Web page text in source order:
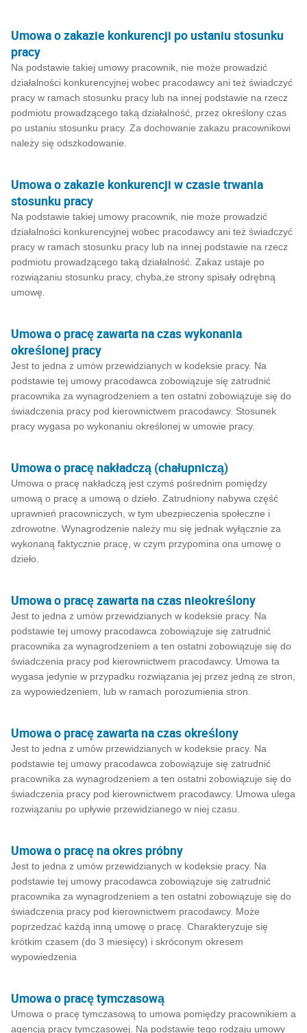
Umowa o zakazie konkurencji po ustaniu stosunku
pracy
Na podstawie takiej umowy pracownik, nie może prowadzić
działalności konkurencyjnej wobec pracodawcy ani też świadczyć
pracy w ramach stosunku pracy lub na innej podstawie na rzecz
podmiotu prowadzącego taką działalność, przez określony czas
po ustaniu stosunku pracy. Za dochowanie zakazu pracownikowi
należy się odszkodowanie.
Umowa o zakazie konkurencji w czasie trwania
stosunku pracy
Na podstawie takiej umowy pracownik, nie może prowadzić
działalności konkurencyjnej wobec pracodawcy ani też świadczyć
pracy w ramach stosunku pracy lub na innej podstawie na rzecz
podmiotu prowadzącego taką działalność. Zakaz ustaje po
rozwiązaniu stosunku pracy, chyba,że strony spisały odrębną
umowę.
Umowa o pracę zawarta na czas wykonania
określonej pracy
Jest to jedna z umów przewidzianych w kodeksie pracy. Na
podstawie tej umowy pracodawca zobowiązuje się zatrudnić
pracownika za wynagrodzeniem a ten ostatni zobowiązuje się do
świadczenia pracy pod kierownictwem pracodawcy. Stosunek
pracy wygasa po wykonaniu określonej w umowie pracy.
Umowa o pracę nakładczą (chałupniczą)
Umowa o pracę nakładczą jest czymś pośrednim pomiędzy
umową o pracę a umową o dzieło. Zatrudniony nabywa część
uprawnień pracowniczych, w tym ubezpieczenia społeczne i
zdrowotne. Wynagrodzenie należy mu się jednak wyłącznie za
wykonaną faktycznie pracę, w czym przypomina ona umowę o
dzieło.
Umowa o pracę zawarta na czas nieokreślony
Jest to jedna z umów przewidzianych w kodeksie pracy. Na
podstawie tej umowy pracodawca zobowiązuje się zatrudnić
pracownika za wynagrodzeniem a ten ostatni zobowiązuje się do
świadczenia pracy pod kierownictwem pracodawcy. Umowa ta
wygasa jedynie w przypadku rozwiązania jej przez jedną ze stron,
za wypowiedzeniem, lub w ramach porozumienia stron.
Umowa o pracę zawarta na czas określony
Jest to jedna z umów przewidzianych w kodeksie pracy. Na
podstawie tej umowy pracodawca zobowiązuje się zatrudnić
pracownika za wynagrodzeniem a ten ostatni zobowiązuje się do
świadczenia pracy pod kierownictwem pracodawcy. Umowa ulega
rozwiązaniu po upływie przewidzianego w niej czasu.
Umowa o pracę na okres próbny
Jest to jedna z umów przewidzianych w kodeksie pracy. Na
podstawie tej umowy pracodawca zobowiązuje się zatrudnić
pracownika za wynagrodzeniem a ten ostatni zobowiązuje się do
świadczenia pracy pod kierownictwem pracodawcy. Może
poprzedzać każdą inną umowę o pracę. Charakteryzuje się
krótkim czasem (do 3 miesięcy) i skróconym okresem
wypowiedzenia
Umowa o pracę tymczasową
Umowa o pracę tymczasową to umowa pomiędzy pracownikiem a
agencją pracy tymczasowej. Na podstawie tego rodzaju umowy